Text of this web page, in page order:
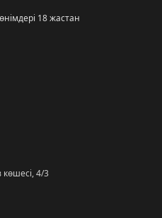
18 жастан
көшесі, 4/3